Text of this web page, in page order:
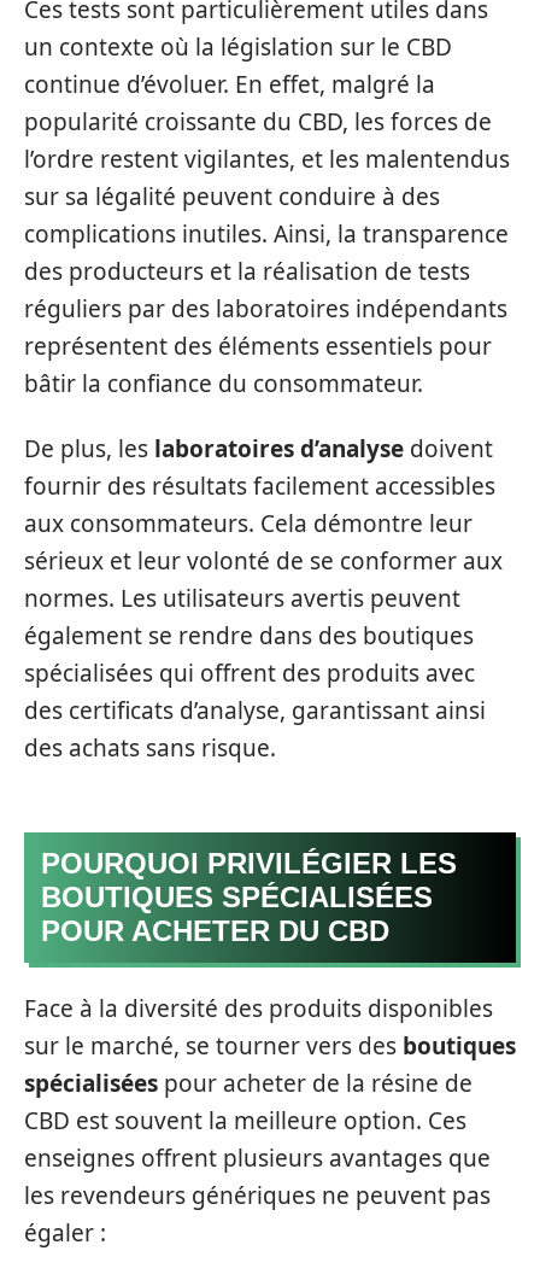
Ces tests sont particulièrement utiles dans
un contexte où la législation sur le CBD
continue d’évoluer. En effet, malgré la
popularité croissante du CBD, les forces de
l’ordre restent vigilantes, et les malentendus
sur sa légalité peuvent conduire à des
complications inutiles. Ainsi, la transparence
des producteurs et la réalisation de tests
réguliers par des laboratoires indépendants
représentent des éléments essentiels pour
bâtir la confiance du consommateur.
De plus, les laboratoires d’analyse doivent
fournir des résultats facilement accessibles
aux consommateurs. Cela démontre leur
sérieux et leur volonté de se conformer aux
normes. Les utilisateurs avertis peuvent
également se rendre dans des boutiques
spécialisées qui offrent des produits avec
des certificats d’analyse, garantissant ainsi
des achats sans risque.
POURQUOI PRIVILÉGIER LES
BOUTIQUES SPÉCIALISÉES
POUR ACHETER DU CBD
Face à la diversité des produits disponibles
sur le marché, se tourner vers des boutiques
spécialisées pour acheter de la résine de
CBD est souvent la meilleure option. Ces
enseignes offrent plusieurs avantages que
les revendeurs génériques ne peuvent pas
égaler :